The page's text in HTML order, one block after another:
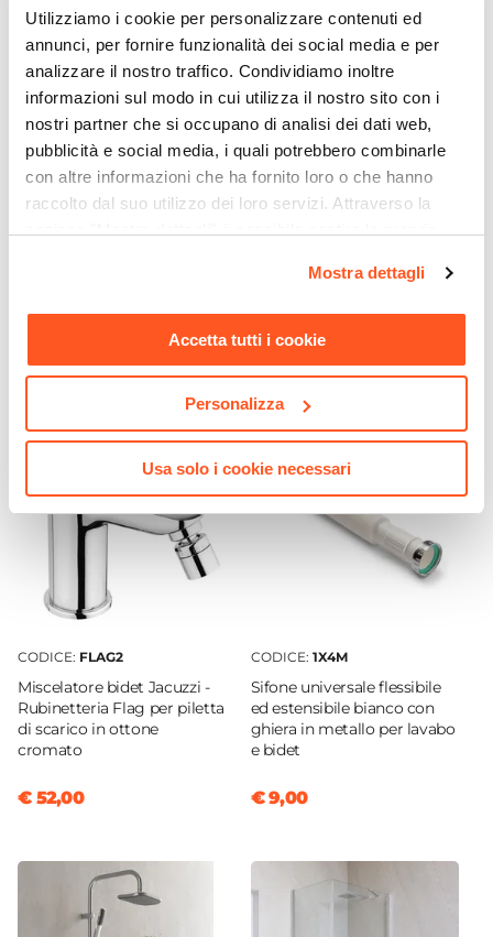
Utilizziamo i cookie per personalizzare contenuti ed
annunci, per fornire funzionalità dei social media e per
analizzare il nostro traffico. Condividiamo inoltre
informazioni sul modo in cui utilizza il nostro sito con i
nostri partner che si occupano di analisi dei dati web,
pubblicità e social media, i quali potrebbero combinarle
con altre informazioni che ha fornito loro o che hanno
raccolto dal suo utilizzo dei loro servizi. Attraverso la
momento. Per maggiori informazioni si invita a leggere la
Mostra dettagli
Accetta tutti i cookie
Personalizza
Usa solo i cookie necessari
36 cm
Profondità WC
52 cm
Diametro Scarico WC
10,2 cm
Altezza Pavimento-Centro Scarico
22 cm
Caratteristiche CopriWC
Materiale Copri WC
Termoindurente
Chiusura Copri WC
Colore Copri WC
Bianco
Finitura Copri WC
Lucida
Interasse Copri WC Compatibile
15,5 cm
Caratteristiche Bidet
Materiale Bidet
Colore Bidet
Finitura Bidet
Lucida
Altezza Bidet
CODICE:38863S CODICE:38765SH0
Piastra di azionamento
Grohe bianca installazione
CODICE: FLAG2
Miscelatore bidet Jacuzzi -
Rubinetteria Flag per piletta
di scarico in ottone
cromato
€ 52,00
CODICE: 1X4M
Sifone universale flessibile
ed estensibile bianco con
ghiera in metallo per lavabo
e bidet
€ 9,00